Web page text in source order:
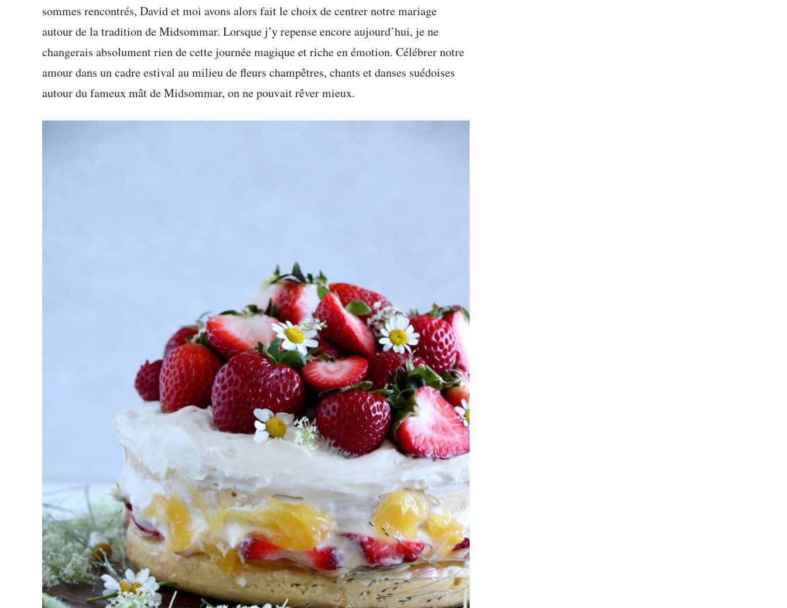
sommes rencontrés, David et moi avons alors fait le choix de centrer notre mariage
autour de la tradition de Midsommar. Lorsque j’y repense encore aujourd’hui, je ne
changerais absolument rien de cette journée magique et riche en émotion. Célébrer notre
amour dans un cadre estival au milieu de fleurs champêtres, chants et danses suédoises
autour du fameux mât de Midsommar, on ne pouvait rêver mieux.